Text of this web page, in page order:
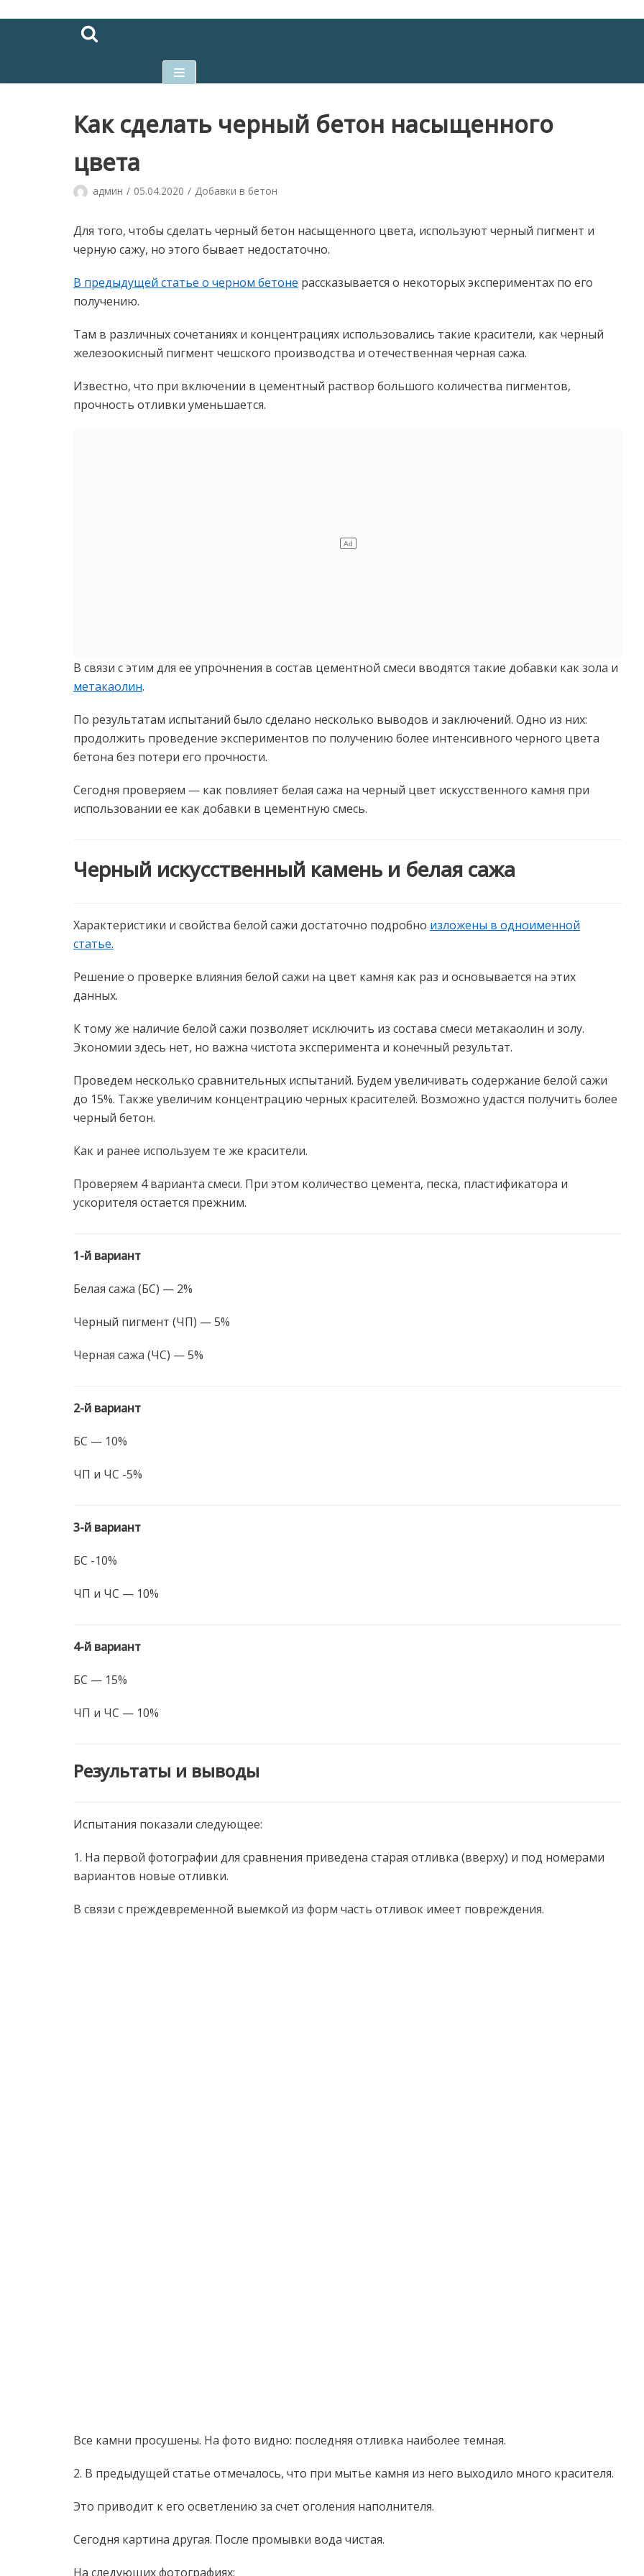
Как сделать черный бетон насыщенного
цвета
админ 05.04.2020 Добавки в бетон
Для того, чтобы сделать черный бетон насыщенного цвета, используют черный пигмент и
черную сажу, но этого бывает недостаточно.
В предыдущей статье о черном бетоне рассказывается о некоторых экспериментах по его
получению.
Там в различных сочетаниях и концентрациях использовались такие красители, как черный
железоокисный пигмент чешского производства и отечественная черная сажа.
Известно, что при включении в цементный раствор большого количества пигментов,
прочность отливки уменьшается.
В связи с этим для ее упрочнения в состав цементной смеси вводятся такие добавки как зола и
метакаолин.
По результатам испытаний было сделано несколько выводов и заключений. Одно из них:
продолжить проведение экспериментов по получению более интенсивного черного цвета
бетона без потери его прочности.
Сегодня проверяем — как повлияет белая сажа на черный цвет искусственного камня при
использовании ее как добавки в цементную смесь.
Черный искусственный камень и белая сажа
Характеристики и свойства белой сажи достаточно подробно изложены в одноименной
статье.
Решение о проверке влияния белой сажи на цвет камня как раз и основывается на этих
данных.
К тому же наличие белой сажи позволяет исключить из состава смеси метакаолин и золу.
Экономии здесь нет, но важна чистота эксперимента и конечный результат.
Проведем несколько сравнительных испытаний. Будем увеличивать содержание белой сажи
до 15%. Также увеличим концентрацию черных красителей. Возможно удастся получить более
черный бетон.
Как и ранее используем те же красители.
Проверяем 4 варианта смеси. При этом количество цемента, песка, пластификатора и
ускорителя остается прежним.
1-й вариант
Белая сажа (БС) — 2%
Черный пигмент (ЧП) — 5%
Черная сажа (ЧС) — 5%
2-й вариант
БС — 10%
ЧП и ЧС -5%
3-й вариант
БС -10%
ЧП и ЧС — 10%
4-й вариант
БС — 15%
ЧП и ЧС — 10%
Результаты и выводы
Испытания показали следующее:
1. На первой фотографии для сравнения приведена старая отливка (вверху) и под номерами
вариантов новые отливки.
В связи с преждевременной выемкой из форм часть отливок имеет повреждения.
Все камни просушены. На фото видно: последняя отливка наиболее темная.
2. В предыдущей статье отмечалось, что при мытье камня из него выходило много красителя.
Это приводит к его осветлению за счет оголения наполнителя.
Сегодня картина другая. После промывки вода чистая.
На следующих фотографиях: